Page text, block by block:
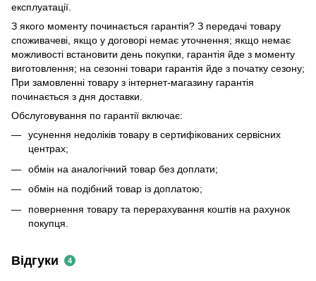
експлуатації.
З якого моменту починається гарантія? З передачі товару
споживачеві, якщо у договорі немає уточнення; якщо немає
можливості встановити день покупки, гарантія йде з моменту
виготовлення; на сезонні товари гарантія йде з початку сезону;
При замовленні товару з інтернет-магазину гарантія
починається з дня доставки.
Обслуговування по гарантії включає:
усунення недоліків товару в сертифікованих сервісних
центрах;
обмін на аналогічний товар без доплати;
обмін на подібний товар із доплатою;
повернення товару та перерахування коштів на рахунок
покупця.
Відгуки 4